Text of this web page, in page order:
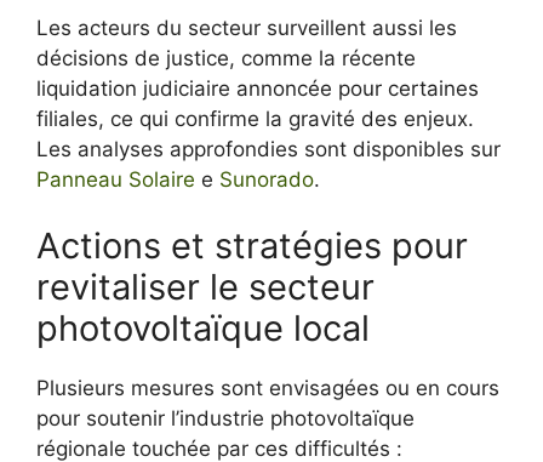
Les acteurs du secteur surveillent aussi les
décisions de justice, comme la récente
liquidation judiciaire annoncée pour certaines
filiales, ce qui confirme la gravité des enjeux.
Les analyses approfondies sont disponibles sur
Panneau Solaire e Sunorado.
Actions et stratégies pour
revitaliser le secteur
photovoltaïque local
Plusieurs mesures sont envisagées ou en cours
pour soutenir l’industrie photovoltaïque
régionale touchée par ces difficultés :